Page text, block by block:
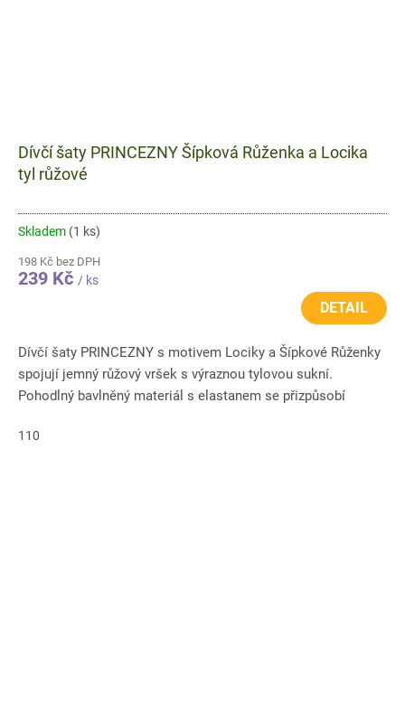
Dívčí šaty PRINCEZNY Šípková Růženka a Locika
tyl růžové
Skladem (1 ks)
198 Kč bez DPH
239 Kč / ks
DETAIL
Dívčí šaty PRINCEZNY s motivem Lociky a Šípkové Růženky
spojují jemný růžový vršek s výraznou tylovou sukní.
Pohodlný bavlněný materiál s elastanem se přizpůsobí
110